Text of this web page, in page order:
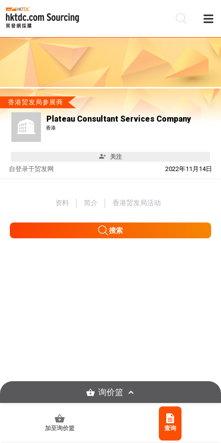
香港贸发局参展商
Plateau Consultant Services Company
香港
关注
自 2022年11月14日
登录于贸发网
资料 简介 香港贸发局活动
搜索
加至询价篮 查询
询价篮